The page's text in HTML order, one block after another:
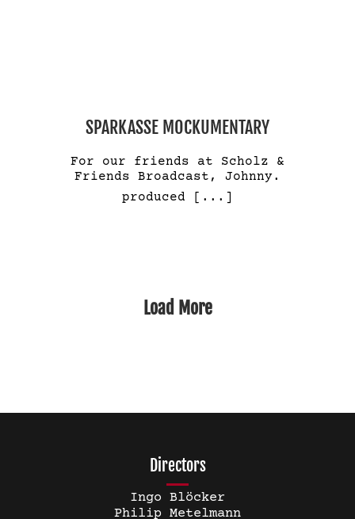
SPARKASSE MOCKUMENTARY
For our friends at Scholz &
Friends Broadcast, Johnny.
produced
[...]
Load More
Directors
Ingo Blöcker
Philip Metelmann